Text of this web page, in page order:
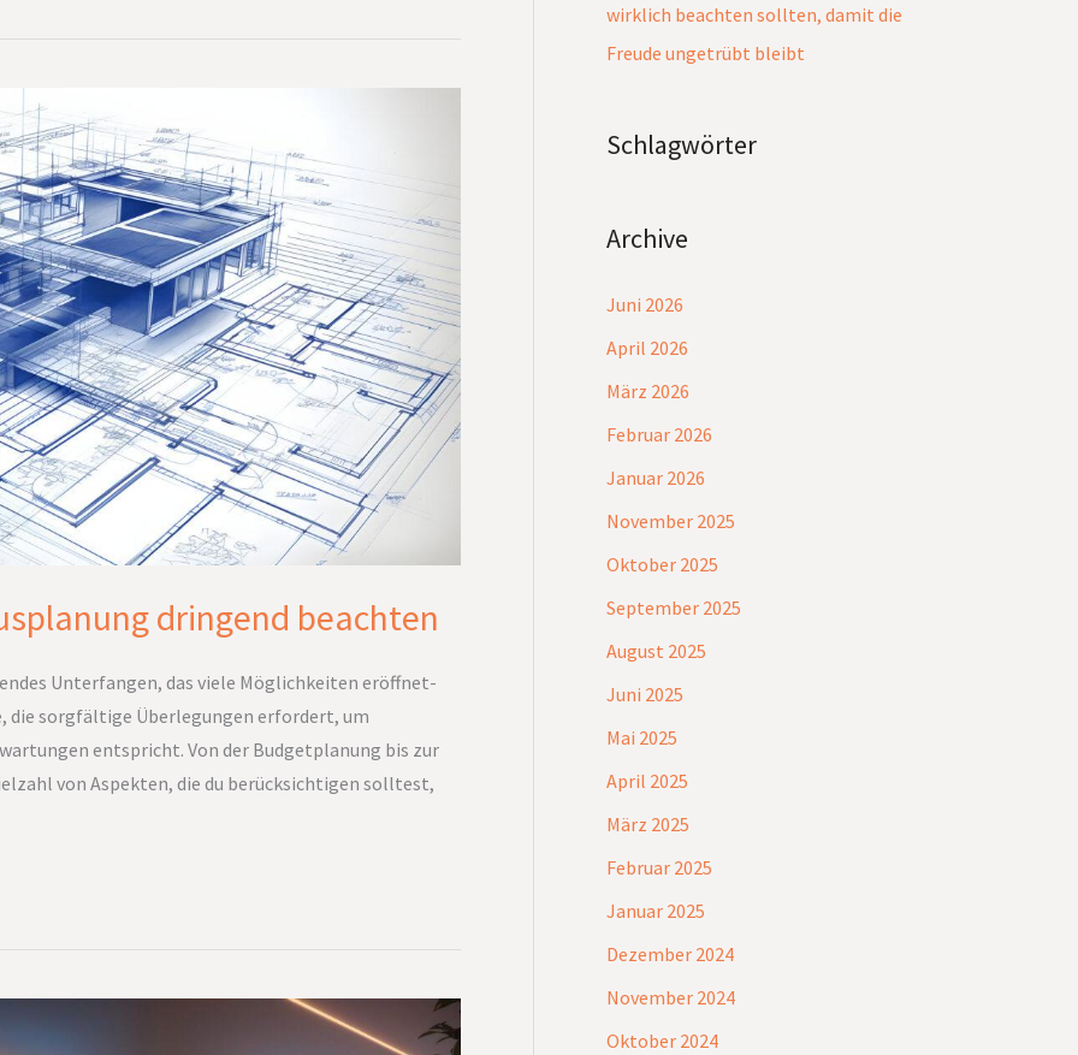
dringend beachten
Unterfangen, das viele Möglichkeiten eröffnet-
die sorgfältige Überlegungen erfordert, um
entspricht. Von der Budgetplanung bis zur
von Aspekten, die du berücksichtigen solltest,
wirklich beachten sollten, damit die
Freude ungetrübt bleibt
Schlagwörter
Archive
Juni 2026
April 2026
März 2026
Februar 2026
Januar 2026
November 2025
Oktober 2025
September 2025
August 2025
Juni 2025
Mai 2025
April 2025
März 2025
Februar 2025
Januar 2025
Dezember 2024
November 2024
Oktober 2024